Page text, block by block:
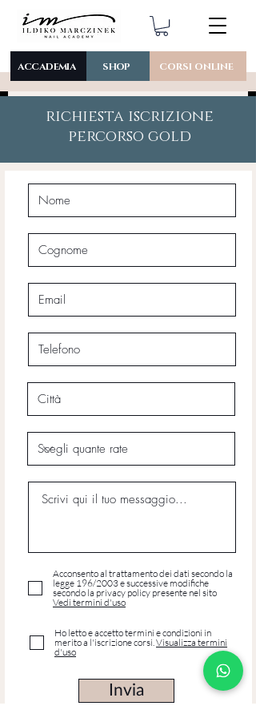
ACCADEMIA SHOP CORSI ONLINE
richiesta iscrizione
percorso gold
Acconsento al trattamento dei dati secondo la
legge 196/2003 e successive modifiche
secondo la privacy policy presente nel sito
Vedi termini d'uso
Ho letto e accetto termini e condizioni in
merito a l'iscrizione corsi.Visualizza termini
d'uso
Invia